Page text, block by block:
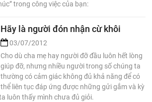
trong công việc của bạn:
Hãy là người đón nhận cừ khôi
03/07/2012
Cho dù cha mẹ hay người đỡ đầu luôn hết lòng
giúp đỡ, nhưng nhiều người trong số chúng ta
thường có cảm giác không đủ khả năng để có
thể liên tục đáp ứng được những gửi gắm và kỳ
luôn thấy mình chưa đủ giỏi.